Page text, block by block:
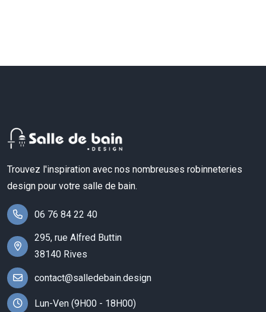
Trouvez l'inspiration avec nos nombreuses robinneteries
design pour votre salle de bain.
06 76 84 22 40
295, rue Alfred Buttin
38140 Rives
contact@salledebain.design
Lun-Ven (9H00 - 18H00)